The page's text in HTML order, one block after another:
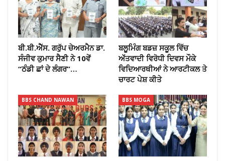
ਬੀ.ਬੀ.ਐੱਸ. ਗਰੁੱਪ ਚੇਅਰਮੈਨ ਡਾ.
ਸੰਜੀਵ ਕੁਮਾਰ ਸੈਣੀ ਨੇ 10ਵੇਂ
“ਠੰਡੀ ਛਾਂ ਦੇ ਲੰਗਰ”…
ਬਲੂਮਿੰਗ ਬਡਜ਼ ਸਕੂਲ ਵਿੱਚ
ਅੱੱਤਵਾਦੀ ਵਿਰੋਧੀ ਦਿਵਸ ਮੌਕੇ
ਵਿਦਿਆਰਥੀਆਂ ਨੇ ਆਰਟੀਕਲ ਤੇ
ਚਾਰਟ ਪੇਸ਼ ਕੀਤੇ
BBS CHAND NAWAN BBS MOGA